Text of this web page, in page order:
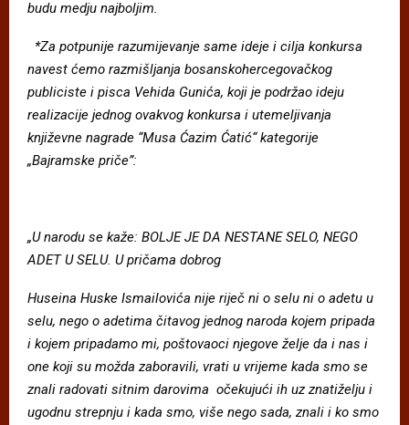
budu medju najboljim.
*Za potpunije razumijevanje same ideje i cilja konkursa
navest ćemo razmišljanja bosanskohercegovačkog
publiciste i pisca Vehida Gunića, koji je podržao ideju
realizacije jednog ovakvog konkursa i utemeljivanja
književne nagrade “Musa Ćazim Ćatić“ kategorije
„Bajramske priče”:
„U narodu se kaže: BOLJE JE DA NESTANE SELO, NEGO
ADET U SELU. U pričama dobrog
Huseina Huske Ismailovića nije riječ ni o selu ni o adetu u
selu, nego o adetima čitavog jednog naroda kojem pripada
i kojem pripadamo mi, poštovaoci njegove želje da i nas i
one koji su možda zaboravili, vrati u vrijeme kada smo se
znali radovati sitnim darovima očekujući ih uz znatiželju i
ugodnu strepnju i kada smo, više nego sada, znali i ko smo